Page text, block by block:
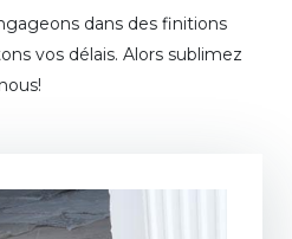
dans des finitions
vos délais. Alors sublimez